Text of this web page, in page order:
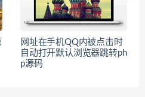
网址在手机QQ内被点击时
自动打开默认浏览器跳转ph
p源码